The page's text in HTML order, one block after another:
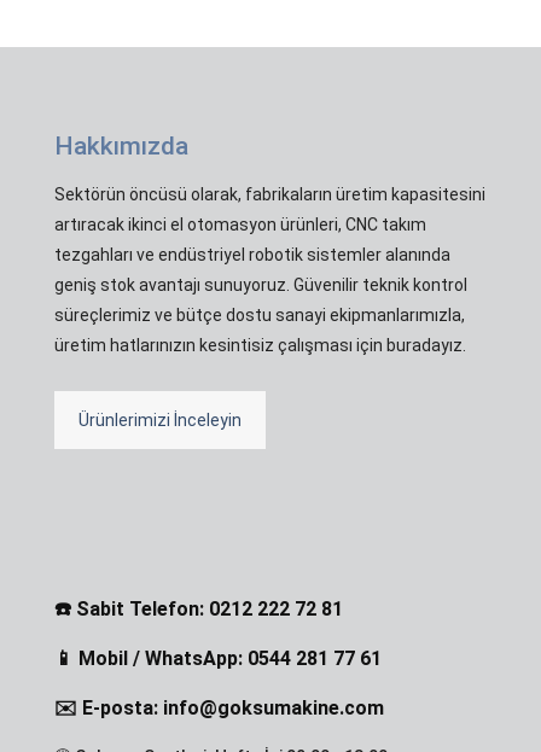
Hakkımızda
Sektörün öncüsü olarak, fabrikaların üretim kapasitesini
artıracak ikinci el otomasyon ürünleri, CNC takım
tezgahları ve endüstriyel robotik sistemler alanında
geniş stok avantajı sunuyoruz. Güvenilir teknik kontrol
süreçlerimiz ve bütçe dostu sanayi ekipmanlarımızla,
üretim hatlarınızın kesintisiz çalışması için buradayız.
Ürünlerimizi İnceleyin
☎️ Sabit Telefon: 0212 222 72 81
📱 Mobil / WhatsApp: 0544 281 77 61
✉️ E-posta: info@goksumakine.com